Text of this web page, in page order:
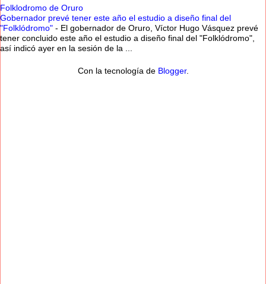
Folklodromo de Oruro
Gobernador prevé tener este año el estudio a diseño final del
"Folklódromo" - El gobernador de Oruro, Víctor Hugo Vásquez prevé
tener concluido este año el estudio a diseño final del "Folklódromo",
así indicó ayer en la sesión de la ...
Con la tecnología de Blogger.